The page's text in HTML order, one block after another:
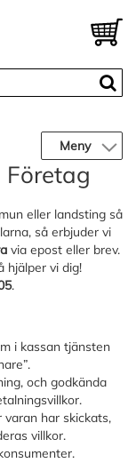
eller landsting så
så erbjuder vi
via epost eller brev.
hjälper vi dig!
.
i kassan tjänsten
och godkända
har skickats,
villkor.
Meny